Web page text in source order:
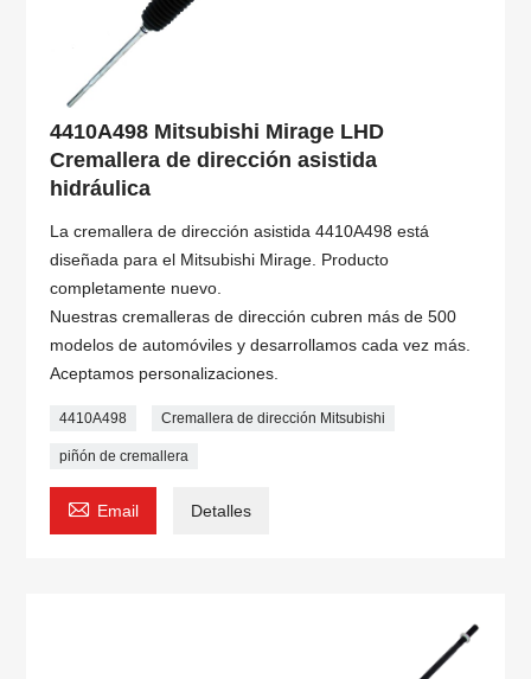
4410A498 Mitsubishi Mirage LHD
Cremallera de dirección asistida
hidráulica
La cremallera de dirección asistida 4410A498 está
diseñada para el Mitsubishi Mirage. Producto
completamente nuevo.
Nuestras cremalleras de dirección cubren más de 500
modelos de automóviles y desarrollamos cada vez más.
Aceptamos personalizaciones.
4410A498 Cremallera de dirección Mitsubishi
piñón de cremallera
 Email Detalles